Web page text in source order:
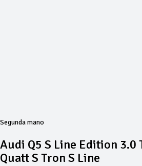
Segunda mano
Audi Q5 S Line Edition 3.0
Quatt S Tron S Line